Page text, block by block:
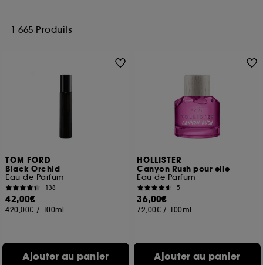
1 665 Produits
TOM FORD
Black Orchid
Eau de Parfum
138
42,00€
420,00€ / 100ml
Ajouter au panier
HOLLISTER
Canyon Rush pour elle
Eau de Parfum
5
36,00€
72,00€ / 100ml
Ajouter au panier